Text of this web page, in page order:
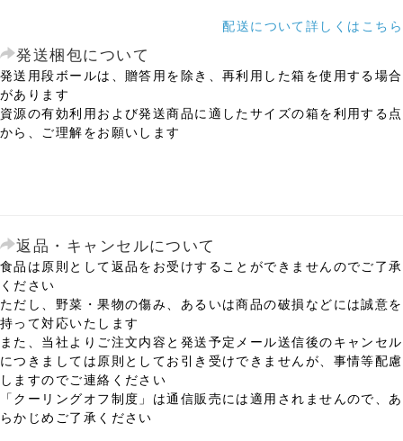
配送について詳しくはこちら
発送梱包について
発送用段ボールは、贈答用を除き、再利用した箱を使用する場合
があります
資源の有効利用および発送商品に適したサイズの箱を利用する点
から、ご理解をお願いします
返品・キャンセルについて
食品は原則として返品をお受けすることができませんのでご了承
ください
ただし、野菜・果物の傷み、あるいは商品の破損などには誠意を
持って対応いたします
また、当社よりご注文内容と発送予定メール送信後のキャンセル
につきましては原則としてお引き受けできませんが、事情等配慮
しますのでご連絡ください
「クーリングオフ制度」は通信販売には適用されませんので、あ
らかじめご了承ください